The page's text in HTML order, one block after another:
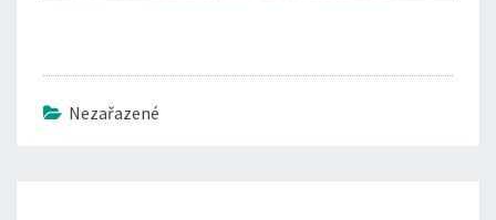
Nezařazené